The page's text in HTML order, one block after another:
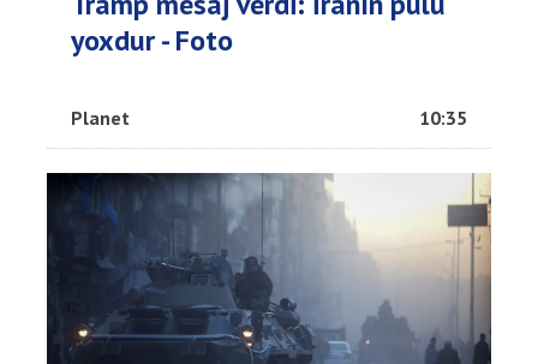
yoxdur - Foto
Planet 10:35